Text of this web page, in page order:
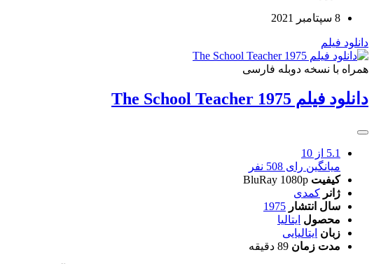
8 سپتامبر 2021
دانلود فیلم
همراه با نسخه دوبله فارسی
دانلود فیلم The School Teacher 1975
5.1 از 10
میانگین رای 508 نفر
کیفیت BluRay 1080p
ژانر کمدی
سال انتشار 1975
محصول ایتالیا
زبان ایتالیایی
مدت زمان 89 دقیقه